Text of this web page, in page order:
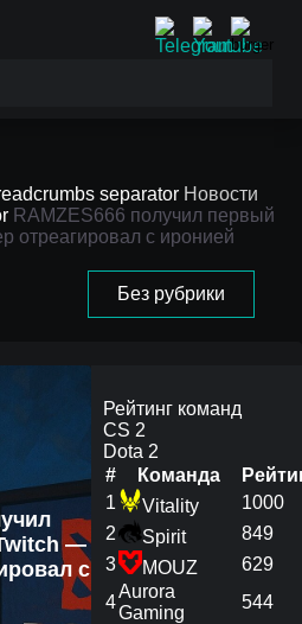
Новости
RAMZES666 получил первый
отреагировал с иронией
Без рубрики
—
с
Рейтинг команд
CS 2
Dota 2
#
Команда
1
Vitality
1000
2
Spirit
849
3
MOUZ
629
4
Aurora
Gaming
544